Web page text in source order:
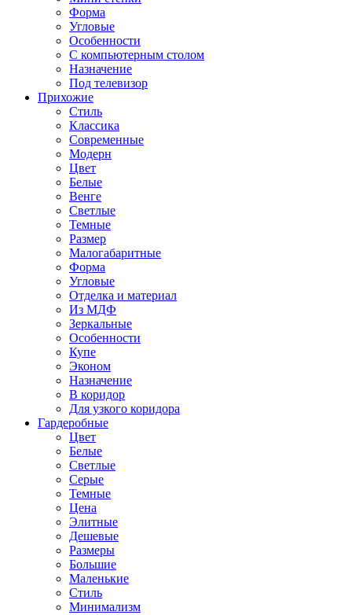
Форма
Угловые
Особенности
С компьютерным столом
Назначение
Под телевизор
Прихожие
Стиль
Классика
Современные
Модерн
Цвет
Белые
Венге
Светлые
Темные
Размер
Малогабаритные
Форма
Угловые
Отделка и материал
Из МДФ
Зеркальные
Особенности
Купе
Эконом
Назначение
В коридор
Для узкого коридора
Гардеробные
Цвет
Белые
Светлые
Серые
Темные
Цена
Элитные
Дешевые
Размеры
Большие
Маленькие
Стиль
Минимализм